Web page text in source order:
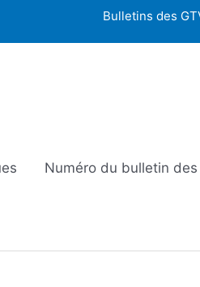
Bulletins des
Numéro du bulletin des